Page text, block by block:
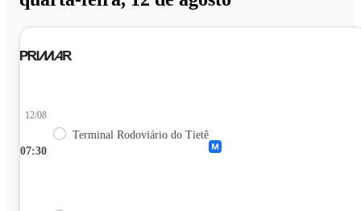
07:30
12/08
Terminal Rodoviário do Tietê